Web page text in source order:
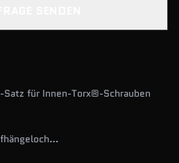
für Innen-Torx®-Schrauben